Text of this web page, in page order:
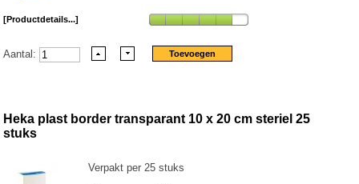
[Productdetails...]
Aantal:
Heka plast border transparant 10 x 20 cm steriel 25
stuks
Verpakt per 25 stuks